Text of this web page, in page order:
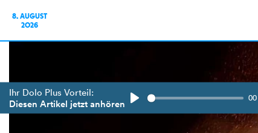
8. AUGUST
2026
Ihr Dolo Plus Vorteil:
Diesen Artikel jetzt anhören
Play